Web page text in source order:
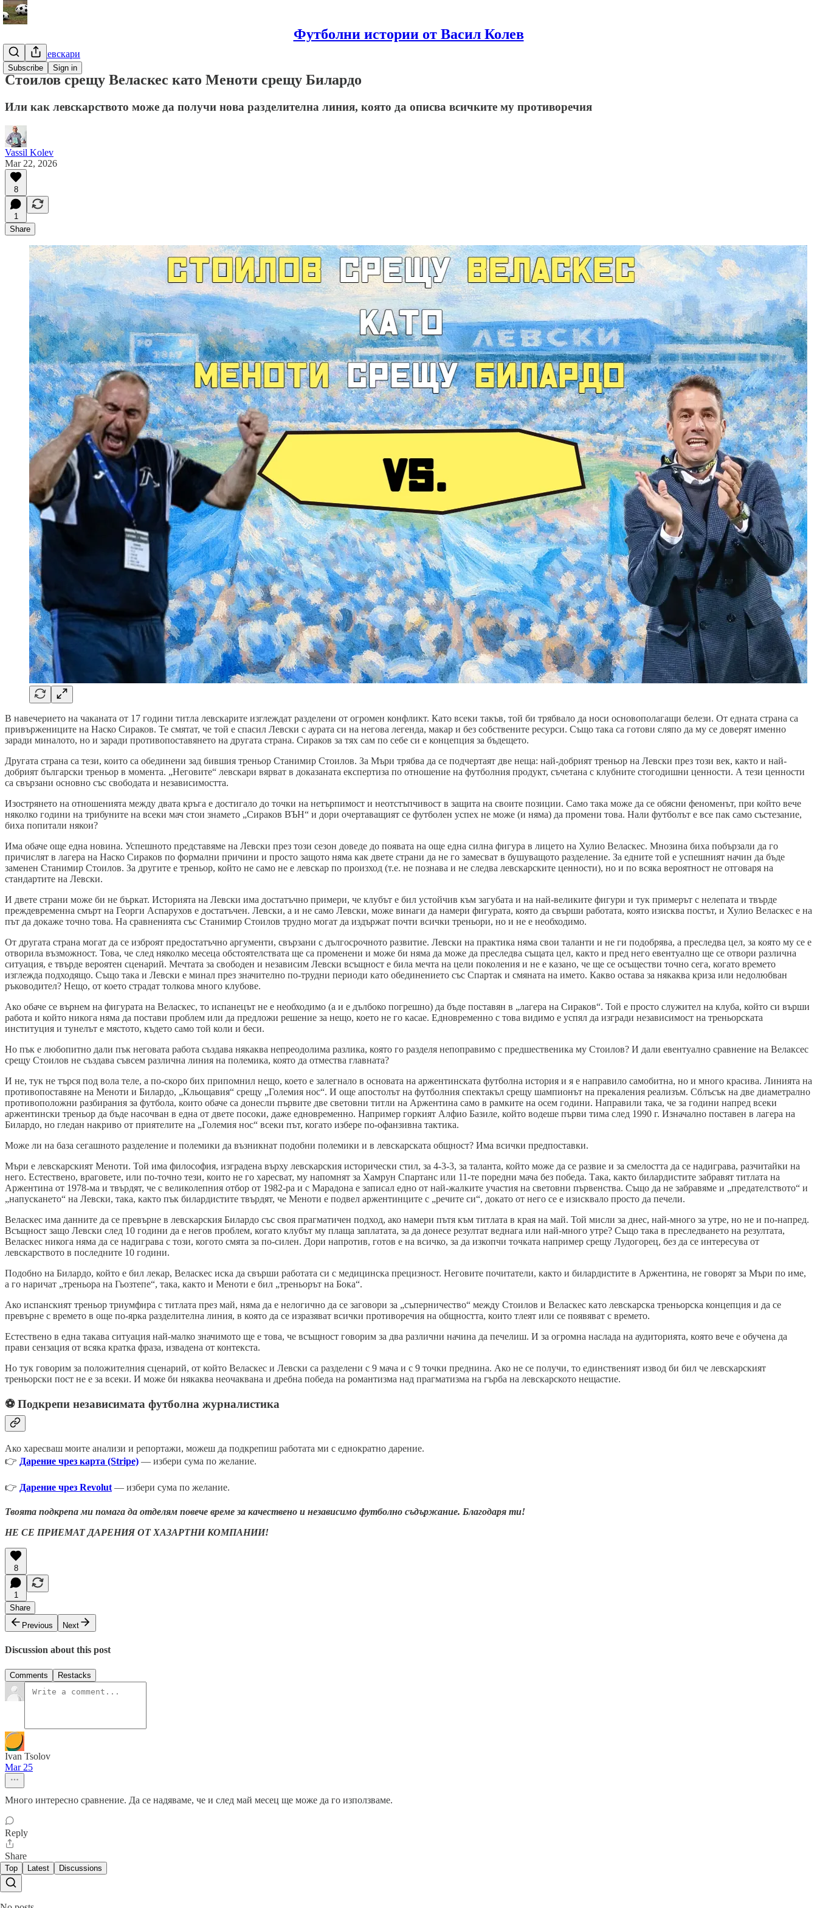
Футболни истории от Васил Колев
Subscribe Sign in
Гурме за левскари
Стоилов срещу Веласкес като Меноти срещу Билардо
Или как левскарството може да получи нова разделителна линия, която да описва всичките му противоречия
Vassil Kolev
Mar 22, 2026
8
1
Share
В навечерието на чаканата от 17 години титла левскарите изглеждат разделени от огромен конфликт. Като всеки такъв, той би трябвало да носи основополагащи белези. От едната страна са
привържениците на Наско Сираков. Те смятат, че той е спасил Левски с аурата си на негова легенда, макар и без собствените ресурси. Също така са готови сляпо да му се доверят именно
заради миналото, но и заради противопоставянето на другата страна. Сираков за тях сам по себе си е концепция за бъдещето.
Другата страна са тези, които са обединени зад бившия треньор Станимир Стоилов. За Мъри трябва да се подчертаят две неща: най-добрият треньор на Левски през този век, както и най-
добрият български треньор в момента. „Неговите“ левскари вярват в доказаната експертиза по отношение на футболния продукт, съчетана с клубните стогодишни ценности. А тези ценности
са свързани основно със свободата и независимостта.
Изострянето на отношенията между двата кръга е достигало до точки на нетърпимост и неотстъпчивост в защита на своите позиции. Само така може да се обясни феноменът, при който вече
няколко години на трибуните на всеки мач стои знамето „Сираков ВЪН“ и дори очертаващият се футболен успех не може (и няма) да промени това. Нали футболът е все пак само състезание,
биха попитали някои?
Има обаче още една новина. Успешното представяме на Левски през този сезон доведе до появата на още една силна фигура в лицето на Хулио Веласкес. Мнозина биха побързали да го
причислят в лагера на Наско Сираков по формални причини и просто защото няма как двете страни да не го замесват в бушуващото разделение. За едните той е успешният начин да бъде
заменен Станимир Стоилов. За другите е треньор, който не само не е левскар по произход (т.е. не познава и не следва левскарските ценности), но и по всяка вероятност не отговаря на
стандартите на Левски.
И двете страни може би не бъркат. Историята на Левски има достатъчно примери, че клубът е бил устойчив към загубата и на най-великите фигури и тук примерът с нелепата и твърде
преждевременна смърт на Георги Аспарухов е достатъчен. Левски, а и не само Левски, може винаги да намери фигурата, която да свърши работата, която изисква постът, и Хулио Веласкес е на
път да докаже точно това. На сравненията със Станимир Стоилов трудно могат да издържат почти всички треньори, но и не е необходимо.
От другата страна могат да се изброят предостатъчно аргументи, свързани с дългосрочното развитие. Левски на практика няма свои таланти и не ги подобрява, а преследва цел, за която му се е
отворила възможност. Това, че след няколко месеца обстоятелствата ще са променени и може би няма да може да преследва същата цел, както и пред него евентуално ще се отвори различна
ситуация, е твърде вероятен сценарий. Мечтата за свободен и независим Левски всъщност е била мечта на цели поколения и не е казано, че ще се осъществи точно сега, когато времето
изглежда подходящо. Също така и Левски е минал през значително по-трудни периоди като обединението със Спартак и смяната на името. Какво остава за някаква криза или недолюбван
ръководител? Нещо, от което страдат толкова много клубове.
Ако обаче се върнем на фигурата на Веласкес, то испанецът не е необходимо (а и е дълбоко погрешно) да бъде поставян в „лагера на Сираков“. Той е просто служител на клуба, който си върши
работа и който никога няма да постави проблем или да предложи решение за нещо, което не го касае. Едновременно с това видимо е успял да изгради независимост на треньорската
институция и тунелът е мястото, където само той коли и беси.
Но пък е любопитно дали пък неговата работа създава някаква непреодолима разлика, която го разделя непоправимо с предшественика му Стоилов? И дали евентуално сравнение на Велаксес
срещу Стоилов не създава съвсем различна линия на полемика, която да отмества главната?
И не, тук не търся под вола теле, а по-скоро бих припомнил нещо, което е залегнало в основата на аржентинската футболна история и я е направило самобитна, но и много красива. Линията на
противопоставяне на Меноти и Билардо, „Кльощавия“ срещу „Големия нос“. И още апостолът на футболния спектакъл срещу шампионът на прекаления реализъм. Сблъсък на две диаметрално
противоположни разбирания за футбола, които обаче са донесли първите две световни титли на Аржентина само в рамките на осем години. Направили така, че за години напред всеки
аржентински треньор да бъде насочван в една от двете посоки, даже едновременно. Например горкият Алфио Базиле, който водеше първи тима след 1990 г. Изначално поставен в лагера на
Билардо, но гледан накриво от приятелите на „Големия нос“ всеки път, когато избере по-офанзивна тактика.
Може ли на база сегашното разделение и полемики да възникнат подобни полемики и в левскарската общност? Има всички предпоставки.
Мъри е левскарският Меноти. Той има философия, изградена върху левскарския исторически стил, за 4-3-3, за таланта, който може да се развие и за смелостта да се надиграва, разчитайки на
него. Естествено, враговете, или по-точно тези, които не го харесват, му напомнят за Хамрун Спартанс или 11-те поредни мача без победа. Така, както билардистите забравят титлата на
Аржентина от 1978-ма и твърдят, че с великолепния отбор от 1982-ра и с Марадона е записал едно от най-жалките участия на световни първенства. Също да не забравяме и „предателството“ и
„напускането“ на Левски, така, както пък билардистите твърдят, че Меноти е подвел аржентинците с „речите си“, докато от него се е изисквало просто да печели.
Веласкес има данните да се превърне в левскарския Билардо със своя прагматичен подход, ако намери пътя към титлата в края на май. Той мисли за днес, най-много за утре, но не и по-напред.
Всъщност защо Левски след 10 години да е негов проблем, когато клубът му плаща заплатата, за да донесе резултат веднага или най-много утре? Също така в преследването на резултата,
Веласкес никога няма да се надиграва с този, когото смята за по-силен. Дори напротив, готов е на всичко, за да изкопчи точката например срещу Лудогорец, без да се интересува от
левскарството в последните 10 години.
Подобно на Билардо, който е бил лекар, Веласкес иска да свърши работата си с медицинска прецизност. Неговите почитатели, както и билардистите в Аржентина, не говорят за Мъри по име,
а го наричат „треньора на Гьозтепе“, така, както и Меноти е бил „треньорът на Бока“.
Ако испанският треньор триумфира с титлата през май, няма да е нелогично да се заговори за „съперничество“ между Стоилов и Веласкес като левскарска треньорска концепция и да се
превърне с времето в още по-ярка разделителна линия, в която да се изразяват всички противоречия на общността, които тлеят или се появяват с времето.
Естествено в една такава ситуация най-малко значимото ще е това, че всъщност говорим за два различни начина да печелиш. И за огромна наслада на аудиторията, която вече е обучена да
прави сензация от всяка кратка фраза, извадена от контекста.
Но тук говорим за положителния сценарий, от който Веласкес и Левски са разделени с 9 мача и с 9 точки преднина. Ако не се получи, то единственият извод би бил че левскарският
треньорски пост не е за всеки. И може би някаква неочаквана и дребна победа на романтизма над прагматизма на гърба на левскарското нещастие.
⚽ Подкрепи независимата футболна журналистика
Ако харесваш моите анализи и репортажи, можеш да подкрепиш работата ми с еднократно дарение.
👉 Дарение чрез карта (Stripe) — избери сума по желание.
👉 Дарение чрез Revolut — избери сума по желание.
Твоята подкрепа ми помага да отделям повече време за качествено и независимо футболно съдържание. Благодаря ти!
НЕ СЕ ПРИЕМАТ ДАРЕНИЯ ОТ ХАЗАРТНИ КОМПАНИИ!
8
1
Share
Previous
Next
Discussion about this post
Comments Restacks
Ivan Tsolov
Mar 25
Много интересно сравнение. Да се надяваме, че и след май месец ще може да го използваме.
Reply
Share
Top Latest Discussions